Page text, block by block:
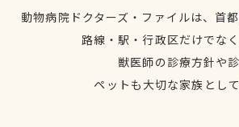
動物病院ドクターズ・ファイルは、首
路線・駅・行政区だけでな
獣医師の診療方針や
ペットも大切な家族とし